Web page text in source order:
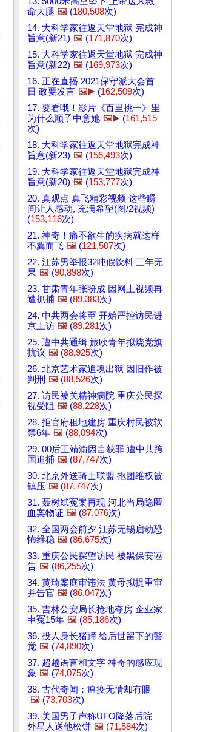
命大腿 🖼️ (180,508次)
14. 大科学家往返天堂地狱 完成神
旨意(新21) 🖼️ (171,870次)
15. 大科学家往返天堂地狱 完成神
旨意(新22) 🖼️ (169,973次)
16. 正在直播 2021保守派大会首
日 政要发言 🖼️▶️ (162,509次)
17. 要看哦！影片《百里挑一》里
为什么顺子中意她 🖼️▶️ (161,515
次)
18. 大科学家往返天堂地狱完成神
旨意(新23) 🖼️ (156,493次)
19. 大科学家往返天堂地狱完成神
旨意(新20) 🖼️ (153,777次)
20. 真观点 真飞精彩视频 这些瞬
间让人感动, 充满希望(图/2视频)
(153,116次)
21. 神奇！痛不欲生的疾病就这样
不翼而飞 🖼️ (121,507次)
22. 江苏男举报32吨假饮料 三年无
果 🖼️ (90,898次)
23. 甘肃青年张盼成 因网上视频再
遭抓捕 🖼️ (89,383次)
24. 中共两会将至 开始严控访民进
京上访 🖼️ (89,281次)
25. 遭中共通缉 旅欧青年拟烧党旗
抗议 🖼️ (88,925次)
26. 北京艺术家追魂出狱 因旧作被
判刑 🖼️ (88,526次)
27. 访民被关精神病院 重庆公民探
视受阻 🖼️ (88,228次)
28. 拒官府租地建房 重庆村民被软
禁6年 🖼️ (88,094次)
29. 00后王靖渝因言获罪 遭中共跨
国追捕 🖼️ (87,747次)
30. 北京外送骑士联盟 抱团维权被
镇压 🖼️ (87,747次)
31. 聂树斌冤案再现 河北当局隐匿
血案物证 🖼️ (87,076次)
32. 全国两会前夕 江苏无锡启动恐
怖维稳 🖼️ (86,675次)
33. 重庆公民探望访民 被黑保安诬
告 🖼️ (86,255次)
34. 黄琦案庭审违法 黄母拟提重审
并告官 🖼️ (86,047次)
35. 吉林公安局长抢地夺房 企业家
申冤15年 🖼️ (85,186次)
36. 投人身长猪蹄 给后世留下的警
觉 🖼️ (74,890次)
37. 超越语言和文字 神奇的感应现
象 🖼️ (74,075次)
38. 古代奇闻：瘟疫无情却有眼
🖼️ (73,703次)
39. 美国男子声称UFO降落后院
外星人送他松饼 🖼️ (71,584次)